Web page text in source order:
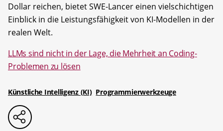
Dollar reichen, bietet SWE-Lancer einen vielschichtigen
Einblick in die Leistungsfähigkeit von KI-Modellen in der
realen Welt.
LLMs sind nicht in der Lage, die Mehrheit an Coding-
Problemen zu lösen
Künstliche Intelligenz (KI) Programmierwerkzeuge